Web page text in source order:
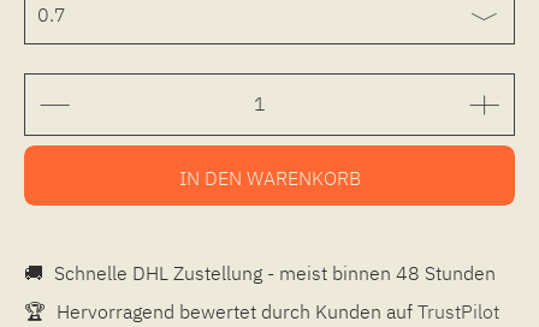
IN DEN WARENKORB
🚚 Schnelle DHL Zustellung - meist binnen 48 Stunden
🏆 Hervorragend bewertet durch Kunden auf TrustPilot